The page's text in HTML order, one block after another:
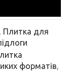
, Плитка для
форматів,